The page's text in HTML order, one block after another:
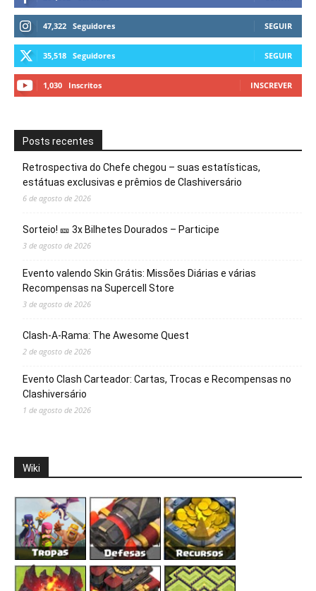
47,322 Seguidores SEGUIR
35,518 Seguidores SEGUIR
1,030 Inscritos INSCREVER
Posts recentes
Retrospectiva do Chefe chegou – suas estatísticas,
estátuas exclusivas e prêmios de Clashiversário
6 de agosto de 2026
Sorteio! 🎫 3x Bilhetes Dourados – Participe
3 de agosto de 2026
Evento valendo Skin Grátis: Missões Diárias e várias
Recompensas na Supercell Store
3 de agosto de 2026
Clash-A-Rama: The Awesome Quest
2 de agosto de 2026
Evento Clash Carteador: Cartas, Trocas e Recompensas no
Clashiversário
1 de agosto de 2026
Wiki